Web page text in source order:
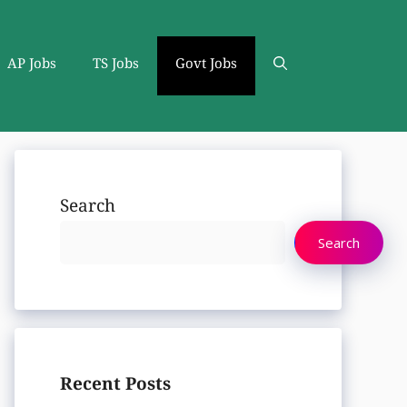
AP Jobs TS Jobs Govt Jobs
Search
Search
Recent Posts